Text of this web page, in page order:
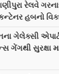
રેલવે
હબનો
ગેલેક્સી
ગેંગથી